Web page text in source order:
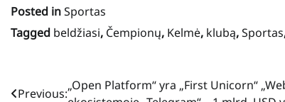
Posted inSportas
Tagged beldžiasi, Čempionų, Kelmė, klubą,Sportas
Navigacija
Previous:
„Open Platform“ yra „First Unicorn“